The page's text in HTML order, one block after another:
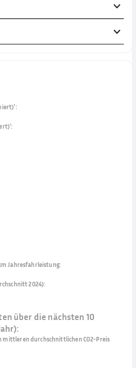
:
:
Jahresfahrleistung:
2024):
über die nächsten 10
mittleren durchschnittlichen CO2-Preis